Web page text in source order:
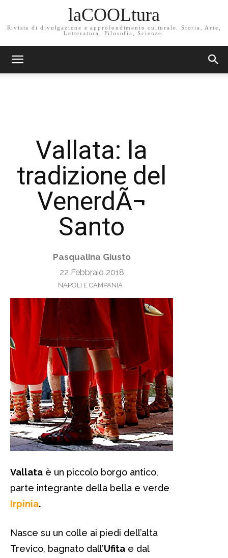
laCOOLtura
Rivista di divulgazione e approfondimento culturale. Storia, Arte,
Letteratura, Filosofia, Scienze.
Vallata: la
tradizione del
VenerdÃ¬
Santo
Pasqualina Giusto
22 Febbraio 2018
NAPOLI E CAMPANIA
Vallata è un piccolo borgo antico,
parte integrante della bella e verde
Irpinia.
Nasce su un colle ai piedi dell’alta
Trevico, bagnato dall’Ufita e dal